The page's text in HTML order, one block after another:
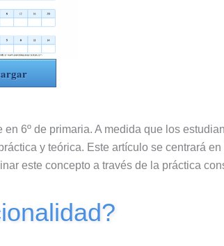
6º de primaria. A medida que los
y teórica. Este artículo se centrará
este concepto a través de la práctica